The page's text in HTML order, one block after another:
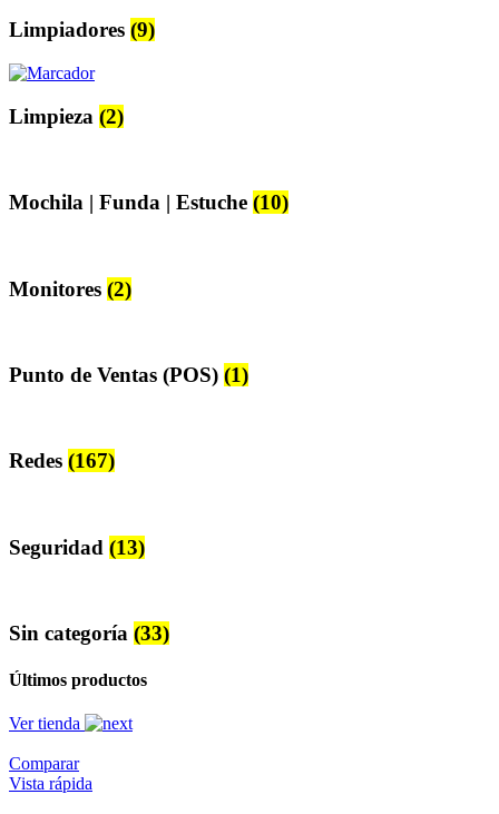
Limpiadores (9)
Limpieza (2)
Mochila | Funda | Estuche (10)
Monitores (2)
Punto de Ventas (POS) (1)
Redes (167)
Seguridad (13)
Sin categoría (33)
Últimos productos
Ver tienda
Comparar
Vista rápida